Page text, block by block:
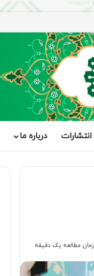
انتشارات درباره ما
زمان مطالعه یک دقیقه